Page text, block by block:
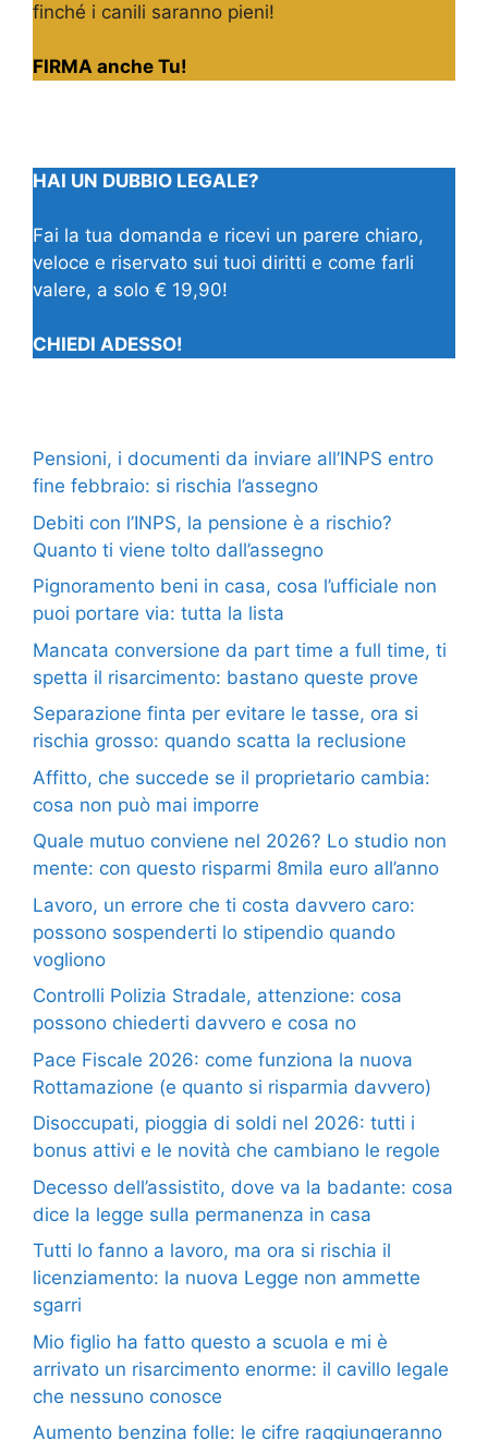
finché i canili saranno pieni!
FIRMA anche Tu!
HAI UN DUBBIO LEGALE?
Fai la tua domanda e ricevi un parere chiaro,
veloce e riservato sui tuoi diritti e come farli
valere, a solo € 19,90!
CHIEDI ADESSO!
Pensioni, i documenti da inviare all’INPS entro
fine febbraio: si rischia l’assegno
Debiti con l’INPS, la pensione è a rischio?
Quanto ti viene tolto dall’assegno
Pignoramento beni in casa, cosa l’ufficiale non
puoi portare via: tutta la lista
Mancata conversione da part time a full time, ti
spetta il risarcimento: bastano queste prove
Separazione finta per evitare le tasse, ora si
rischia grosso: quando scatta la reclusione
Affitto, che succede se il proprietario cambia:
cosa non può mai imporre
Quale mutuo conviene nel 2026? Lo studio non
mente: con questo risparmi 8mila euro all’anno
Lavoro, un errore che ti costa davvero caro:
possono sospenderti lo stipendio quando
vogliono
Controlli Polizia Stradale, attenzione: cosa
possono chiederti davvero e cosa no
Pace Fiscale 2026: come funziona la nuova
Rottamazione (e quanto si risparmia davvero)
Disoccupati, pioggia di soldi nel 2026: tutti i
bonus attivi e le novità che cambiano le regole
Decesso dell’assistito, dove va la badante: cosa
dice la legge sulla permanenza in casa
Tutti lo fanno a lavoro, ma ora si rischia il
licenziamento: la nuova Legge non ammette
sgarri
Mio figlio ha fatto questo a scuola e mi è
arrivato un risarcimento enorme: il cavillo legale
che nessuno conosce
Aumento benzina folle: le cifre raggiungeranno